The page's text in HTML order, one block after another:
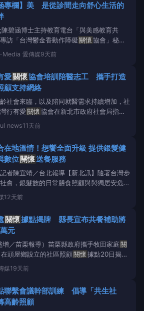
大批衣物與日常用品，嘉惠30名低收入與中
神障礙
專欄】美 是從診間走向舒心生活的
碧涵博士主持教育電台「與美感教育共
訪「台灣鬱金香動作障礙關懷協會」秘書
。&lt;/p&gt;&lt;p&gt;生命韌性，常展現在人
時的堅強意志裡，也會在人與人的相互理解、
協會而言，美，就是陪伴前
Media 愛傳媒9天前
愛關懷協會培訓陪醫志工 攜手打造
顧支持網絡
社會來臨，以及陪同就醫需求持續增加，社
行有愛關懷協會在新北市政府社會局指導
28日在中和市民活動中心舉辦「115年度新
志工特殊訓練」，透過系統化課程培養志工
台灣行有愛 關懷協會理事長林垂穎表示，
news11天前
在地溫情！想饗全面升級 提供銀髮健
數位關懷送餐服務
者陳宜靖／台北報導【新北訊】隨著台灣步
會，銀髮族的日常膳食照顧與與獨居安危，
方治理最關鍵的挑戰之一。許多獨居長者或
臨「備餐不便」、「營養不均」及「日常缺
關懷追蹤」的瓶頸，知名膳食品牌「想饗
12天前
關懷據點揭牌 縣長宣布共餐補助將
元
增／苗栗報導）苗栗縣政府攜手牧田家庭關
頭屋鄉設立的社區照顧關懷據點20日揭牌
鄉內第6個、全縣第235處的據點；縣長鍾
持揭牌儀式推進據點總數的同時，也宣布年底
力編列預算配合加碼，跟上物價上漲的腳
人
媒19天前
聯繫會議幹部訓練 倡導「共生社
高齡照顧